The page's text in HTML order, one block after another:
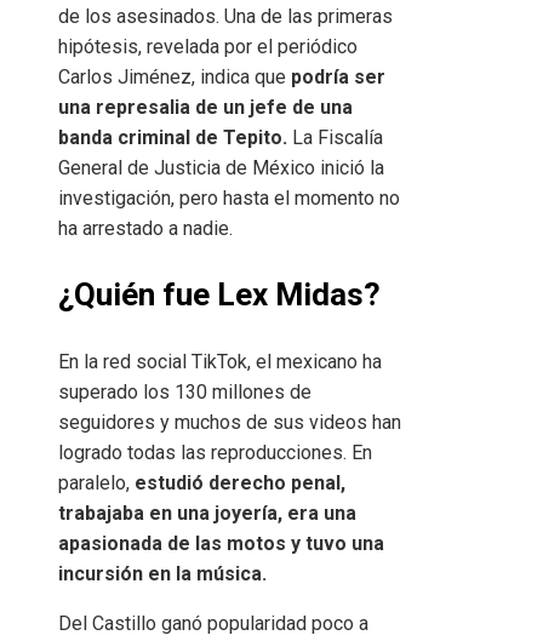
de los asesinados. Una de las primeras
hipótesis, revelada por el periódico
Carlos Jiménez, indica que podría ser
una represalia de un jefe de una
banda criminal de Tepito. La Fiscalía
General de Justicia de México inició la
investigación, pero hasta el momento no
ha arrestado a nadie.
¿Quién fue Lex Midas?
En la red social TikTok, el mexicano ha
superado los 130 millones de
seguidores y muchos de sus videos han
logrado todas las reproducciones. En
paralelo, estudió derecho penal,
trabajaba en una joyería, era una
apasionada de las motos y tuvo una
incursión en la música.
Del Castillo ganó popularidad poco a